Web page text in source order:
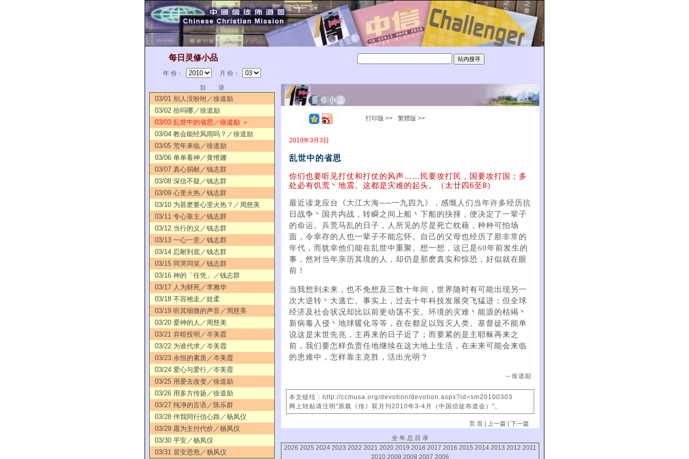
每日灵修小品
年 份：
月 份：
目 录
03/01 别人没吩咐／徐道励
03/02 拾吗哪／徐道励
03/03 乱世中的省思／徐道励 ＞
03/04 教会能经风雨吗？／徐道励
03/05 荒年来临／徐道励
03/06 单单看神／黄维娜
03/07 真心捐献／钱志群
03/08 深信不疑／钱志群
03/09 心里火热／钱志群
03/10 为甚麽要心里火热？／周慈美
03/11 专心靠主／钱志群
03/12 当行的义／钱志群
03/13 一心一意／钱志群
03/14 忍耐到底／钱志群
03/15 同哭同笑／钱志群
03/16 神的「任凭」／钱志群
03/17 人为财死／李雅华
03/18 不容祂走／娃柔
03/19 听其细微的声音／周慈美
03/20 爱神的人／周慈美
03/21 弃暗投明／岑美霞
03/22 为谁代求／岑美霞
03/23 永恒的素质／岑美霞
03/24 爱心与爱行／岑美霞
03/25 用爱去改变／徐道励
03/26 用多方传扬／徐道励
03/27 纯净的言语／陈乐群
03/28 伴我同行信心路／杨凤仪
03/29 愿为主付代价／杨凤仪
03/30 平安／杨凤仪
03/31 居安思危／杨凤仪
打印版 >> 繁體版 >>
2010年3月3日
乱世中的省思
你们也要听见打仗和打仗的风声……民要攻打民，国要攻打国；多
处必有饥荒丶地震。这都是灾难的起头。（太廿四6至8）
最近读龙应台《大江大海──一九四九》，感慨人们当年许多经历抗
日战争丶国共内战，转瞬之间上船丶下船的抉择，便决定了一辈子
的命运。兵荒马乱的日子，人所见的尽是死亡枕藉，种种可怕场
面，令幸存的人也一辈子不能忘怀。自己的父母也经历了那非常的
年代，而犹幸他们能在乱世中重聚。想一想，这已是60年前发生的
事，然对当年亲历其境的人，却仍是那麽真实和惊恐，好似就在眼
前！
当我想到未来，也不免想及三数十年间，世界随时有可能出现另一
次大逆转丶大逃亡。事实上，过去十年科技发展突飞猛进；但全球
经济及社会状况却比以前更动荡不安。环境的灾难丶能源的枯竭丶
新病毒入侵丶地球暖化等等，在在都足以毁灭人类。基督徒不能单
说这是末世先兆，主再来的日子近了；而要紧的是主耶稣再来之
前，我们要怎样负责任地继续在这大地上生活，在未来可能会来临
的患难中，怎样靠主克胜，活出光明？
～徐道励
本文链结：http://ccmusa.org/devotion/devotion.aspx?id=sm20100303
网上转贴请注明"原载《传》双月刊2010年3-4月（中国信徒布道会）"。
页 首 | 上一篇 |下一篇
全 年 总 目 录
2026 2025 2024 2023 2022 2021 2020 2019 2018 2017 2016 2015 2014 2013 2012 2011
2010 2009 2008 2007 2006